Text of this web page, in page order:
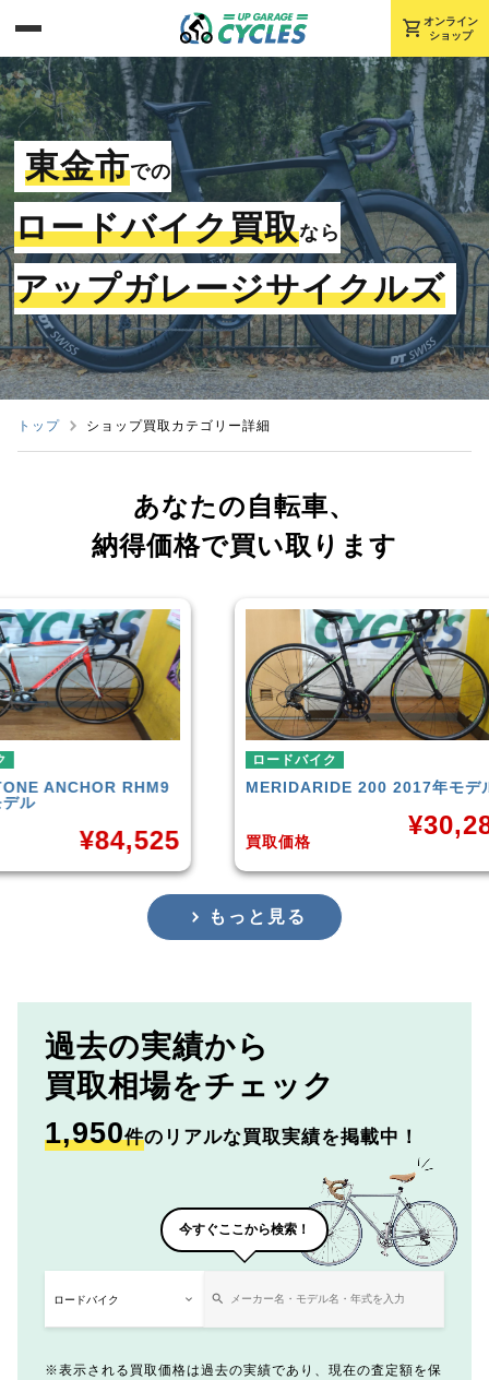
shopping_cart オンライン
ショップ
東金市での
ロードバイク買取なら
アップガレージサイクルズ
トップ ショップ買取カテゴリー詳細
あなたの自転車、
納得価格で買い取ります
MERIDA RIDE 200 2017年モデル
買取価格 買取
もっと見る
過去の実績から
買取相場をチェック
1,950件のリアルな買取実績を掲載中！
今すぐここから検索！
表示される買取価格は過去の実績であり、現在の査定額を保